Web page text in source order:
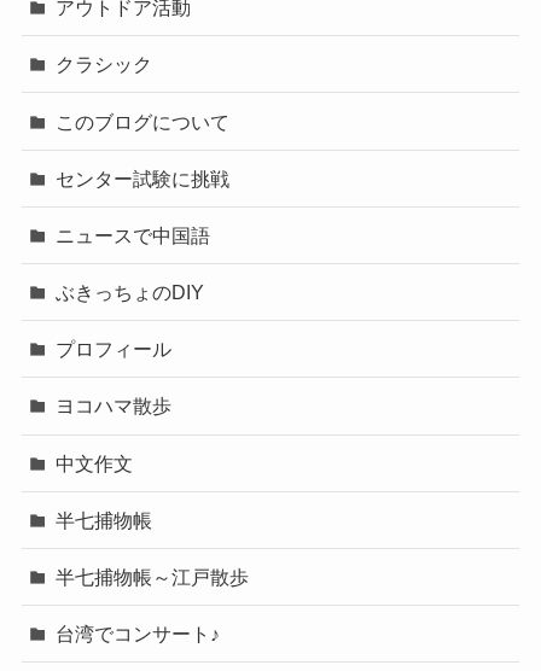
アウトドア活動
クラシック
このブログについて
センター試験に挑戦
ニュースで中国語
ぶきっちょのDIY
プロフィール
ヨコハマ散歩
中文作文
半七捕物帳
半七捕物帳～江戸散歩
台湾でコンサート♪